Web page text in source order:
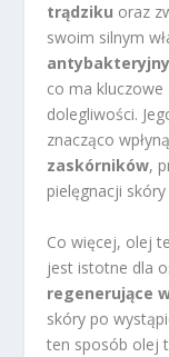
trądziku oraz
swoim silnym
co ma
dolegliwości.
znacząco
zaskórników,
pielęgnacji
Co więcej, olej
jest istotne dla
regenerujące
skóry po
ten sposób olej